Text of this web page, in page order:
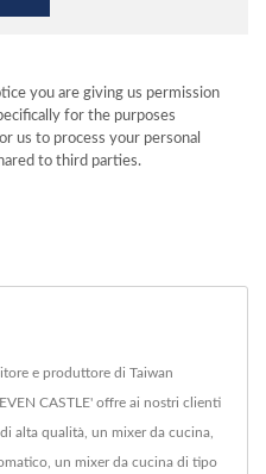
you are giving us permission
for the purposes
us to process your personal
to third parties.
e produttore di Taiwan
CASTLE' offre ai nostri clienti
alta qualità, un mixer da cucina,
un mixer da cucina di tipo